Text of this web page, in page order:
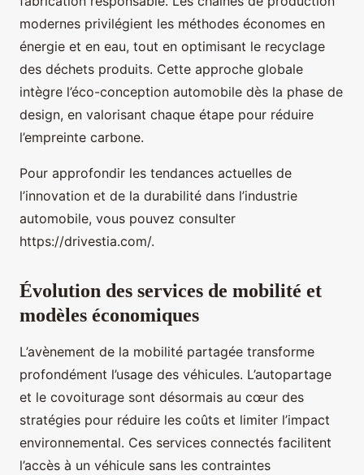
modernes privilégient les méthodes économes en
énergie et en eau, tout en optimisant le recyclage
des déchets produits. Cette approche globale
intègre l’éco-conception automobile dès la phase de
design, en valorisant chaque étape pour réduire
l’empreinte carbone.
Pour approfondir les tendances actuelles de
l’innovation et de la durabilité dans l’industrie
automobile, vous pouvez consulter
https://drivestia.com/.
Évolution des services de mobilité et
modèles économiques
L’avènement de la mobilité partagée transforme
profondément l’usage des véhicules. L’autopartage
et le covoiturage sont désormais au cœur des
stratégies pour réduire les coûts et limiter l’impact
environnemental. Ces services connectés facilitent
l’accès à un véhicule sans les contraintes